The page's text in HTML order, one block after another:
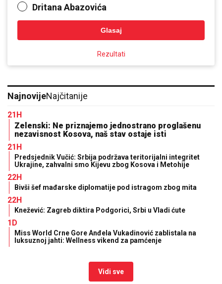
Dritana Abazovića
Glasaj
Rezultati
NajnovijeNajčitanije
21H
Zelenski: Ne priznajemo jednostrano proglašenu
nezavisnost Kosova, naš stav ostaje isti
21H
Predsjednik Vučić: Srbija podržava teritorijalni integritet
Ukrajine, zahvalni smo Kijevu zbog Kosova i Metohije
22H
Bivši šef mađarske diplomatije pod istragom zbog mita
22H
Knežević: Zagreb diktira Podgorici, Srbi u Vladi ćute
1D
Miss World Crne Gore Anđela Vukadinović zablistala na
luksuznoj jahti: Wellness vikend za pamćenje
Vidi sve